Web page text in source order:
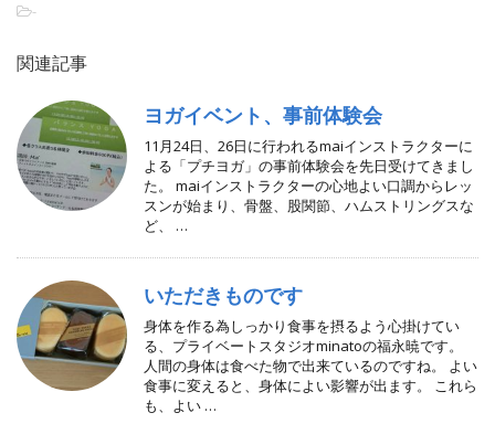
-
関連記事
ヨガイベント、事前体験会
11月24日、26日に行われるmaiインストラクターに
よる「プチヨガ」の事前体験会を先日受けてきまし
た。 maiインストラクターの心地よい口調からレッ
スンが始まり、骨盤、股関節、ハムストリングスな
ど、 …
いただきものです
身体を作る為しっかり食事を摂るよう心掛けてい
る、プライベートスタジオminatoの福永暁です。
人間の身体は食べた物で出来ているのですね。 よい
食事に変えると、身体によい影響が出ます。 これら
も、よい …